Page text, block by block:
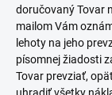
doručovaný Tovar
mailom Vám
lehoty na jeho
písomnej žiadosti
Tovar prevziať,